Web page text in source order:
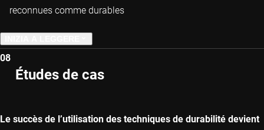
reconnues comme durables
08
Études de cas
Le succès de l’utilisation des techniques de durabilité devient